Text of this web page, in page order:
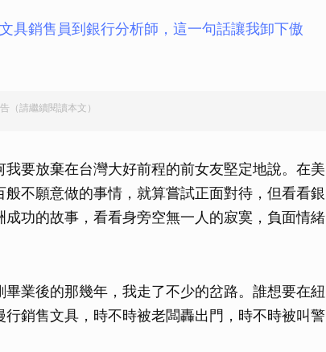
具銷售員到銀行分析師，這一句話讓我卸下傲
（請繼續閱讀本文）
要放棄在台灣大好前程的前女友堅定地說。在美
不願意做的事情，就算嘗試正面對待，但看看銀
功的故事，看看身旁空無一人的寂寞，負面情緒
業後的那幾年，我走了不少的岔路。誰想要在紐
銷售文具，時不時被老闆轟出門，時不時被叫警